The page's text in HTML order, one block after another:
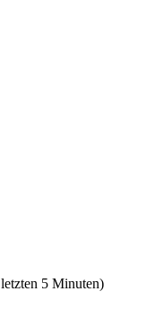
5 Minuten)